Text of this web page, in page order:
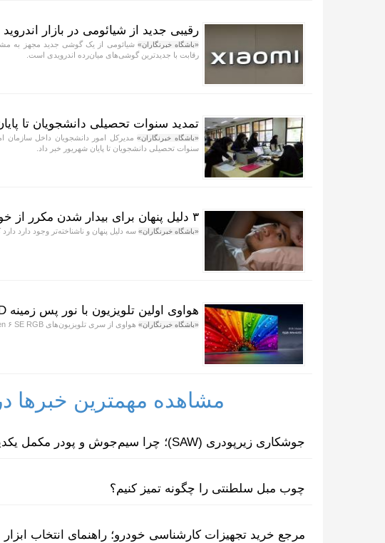
رقیبی جدید از شیائومی در بازار اندروید
«باشگاه خبرنگاران» شیائومی از یک گوشی جدید مجهز به
رقابت با جدیدترین گوشی‌های میان‌رده اندرویدی است.
تمدید سنوات تحصیلی دانشجویان تا
«باشگاه خبرنگاران»مدیرکل امور دانشجویان داخل سازمان
سنوات تحصیلی دانشجویان تا پایان شهریور خبر داد.
۳ دلیل پنهان برای بیدار شدن مکرر از خواب در هنگام شب
«باشگاه خبرنگاران» سه دلیل پنهان و ناشناخته‌تر وجود دارد
هواوی اولین تلویزیون با نور پس زمینه RGB MiniLED خود را عرضه می‌کند
«باشگاه خبرنگاران» هواوی از سری تلویزیون‌های Vision Smart Screen ۶ SE RGB خود رونمایی کرده است.
مشاهده مهمترین خبرها
جوشکاری زیرپودری (SAW)؛ چرا سیم‌جوش و پودر مکمل یکدیگرند؟
چوب مبل سلطنتی را چگونه تمیز کنیم؟
مرجع خرید تجهیزات کارشناسی خودرو؛ راهنمای انتخاب